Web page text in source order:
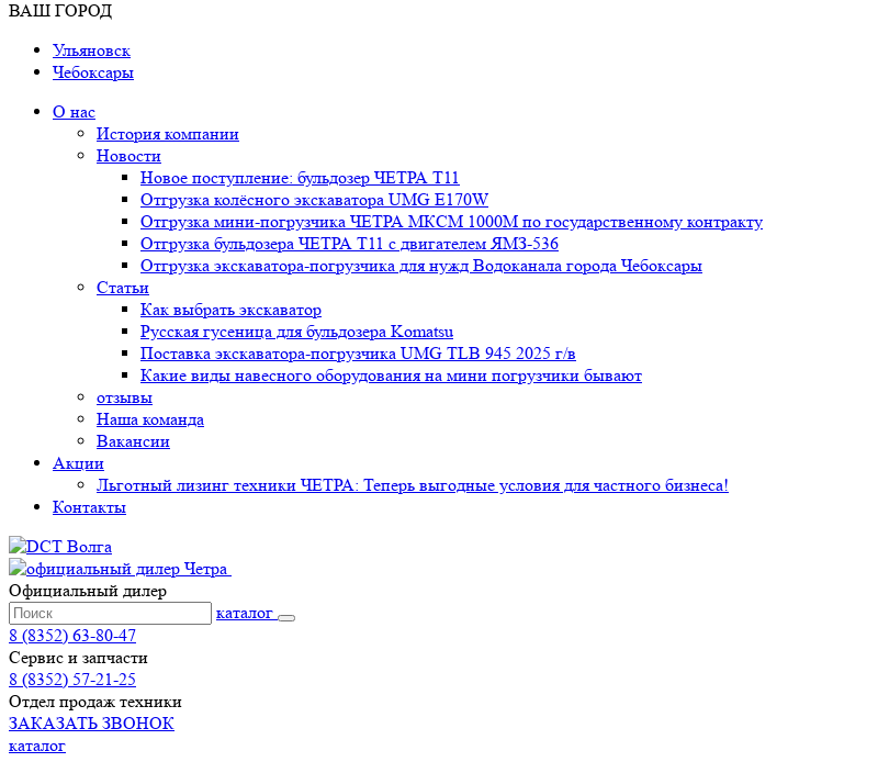
ВАШ ГОРОД
Ульяновск
Чебоксары
О нас
История компании
Новости
Новое поступление: бульдозер ЧЕТРА Т11
Отгрузка колёсного экскаватора UMG E170W
Отгрузка мини-погрузчика ЧЕТРА МКСМ 1000М по государственному контракту
Отгрузка бульдозера ЧЕТРА Т11 с двигателем ЯМЗ-536
Отгрузка экскаватора-погрузчика для нужд Водоканала города Чебоксары
Статьи
Как выбрать экскаватор
Русская гусеница для бульдозера Komatsu
Поставка экскаватора-погрузчика UMG TLB 945 2025 г/в
Какие виды навесного оборудования на мини погрузчики бывают
отзывы
Наша команда
Вакансии
Акции
Льготный лизинг техники ЧЕТРА: Теперь выгодные условия для частного бизнеса!
Контакты
Официальный дилер
каталог
8 (8352) 63-80-47
Сервис и запчасти
8 (8352) 57-21-25
Отдел продаж техники
ЗАКАЗАТЬ ЗВОНОК
каталог